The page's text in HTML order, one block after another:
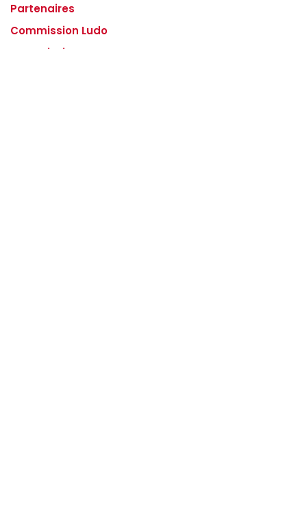
Partenaires
Commission Ludo
Commission Jeunesse